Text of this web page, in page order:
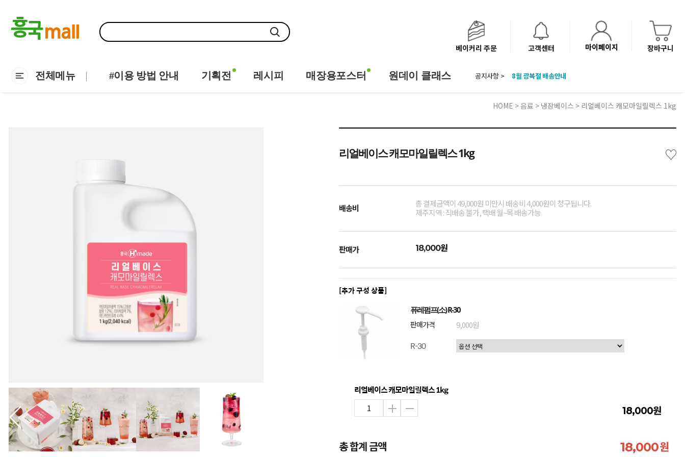
베이커리 주문 고객센터 마이페이지 장바구니
전체메뉴 #이용 방법 안내 기획전 레시피 매장용포스터 원데이 클래스 공지사항 >
8월 광복절 배송안내
HOME >음료 > 냉장베이스 > 리얼베이스 캐모마일릴렉스 1kg
리얼베이스 캐모마일릴렉스 1kg ♡
배송비
총 결제금액이 49,000원 미만시 배송비 4,000원이 청구됩니다.
제주지역 : 직배송 불가, 택배 월~목 배송가능
판매가 18,000원
[추가 구성 상품]
퓨레펌프(소) R-30
판매가격
9,000원
R-30
리얼베이스 캐모마일릴렉스 1kg
18,000원
총 합계 금액 18,000원